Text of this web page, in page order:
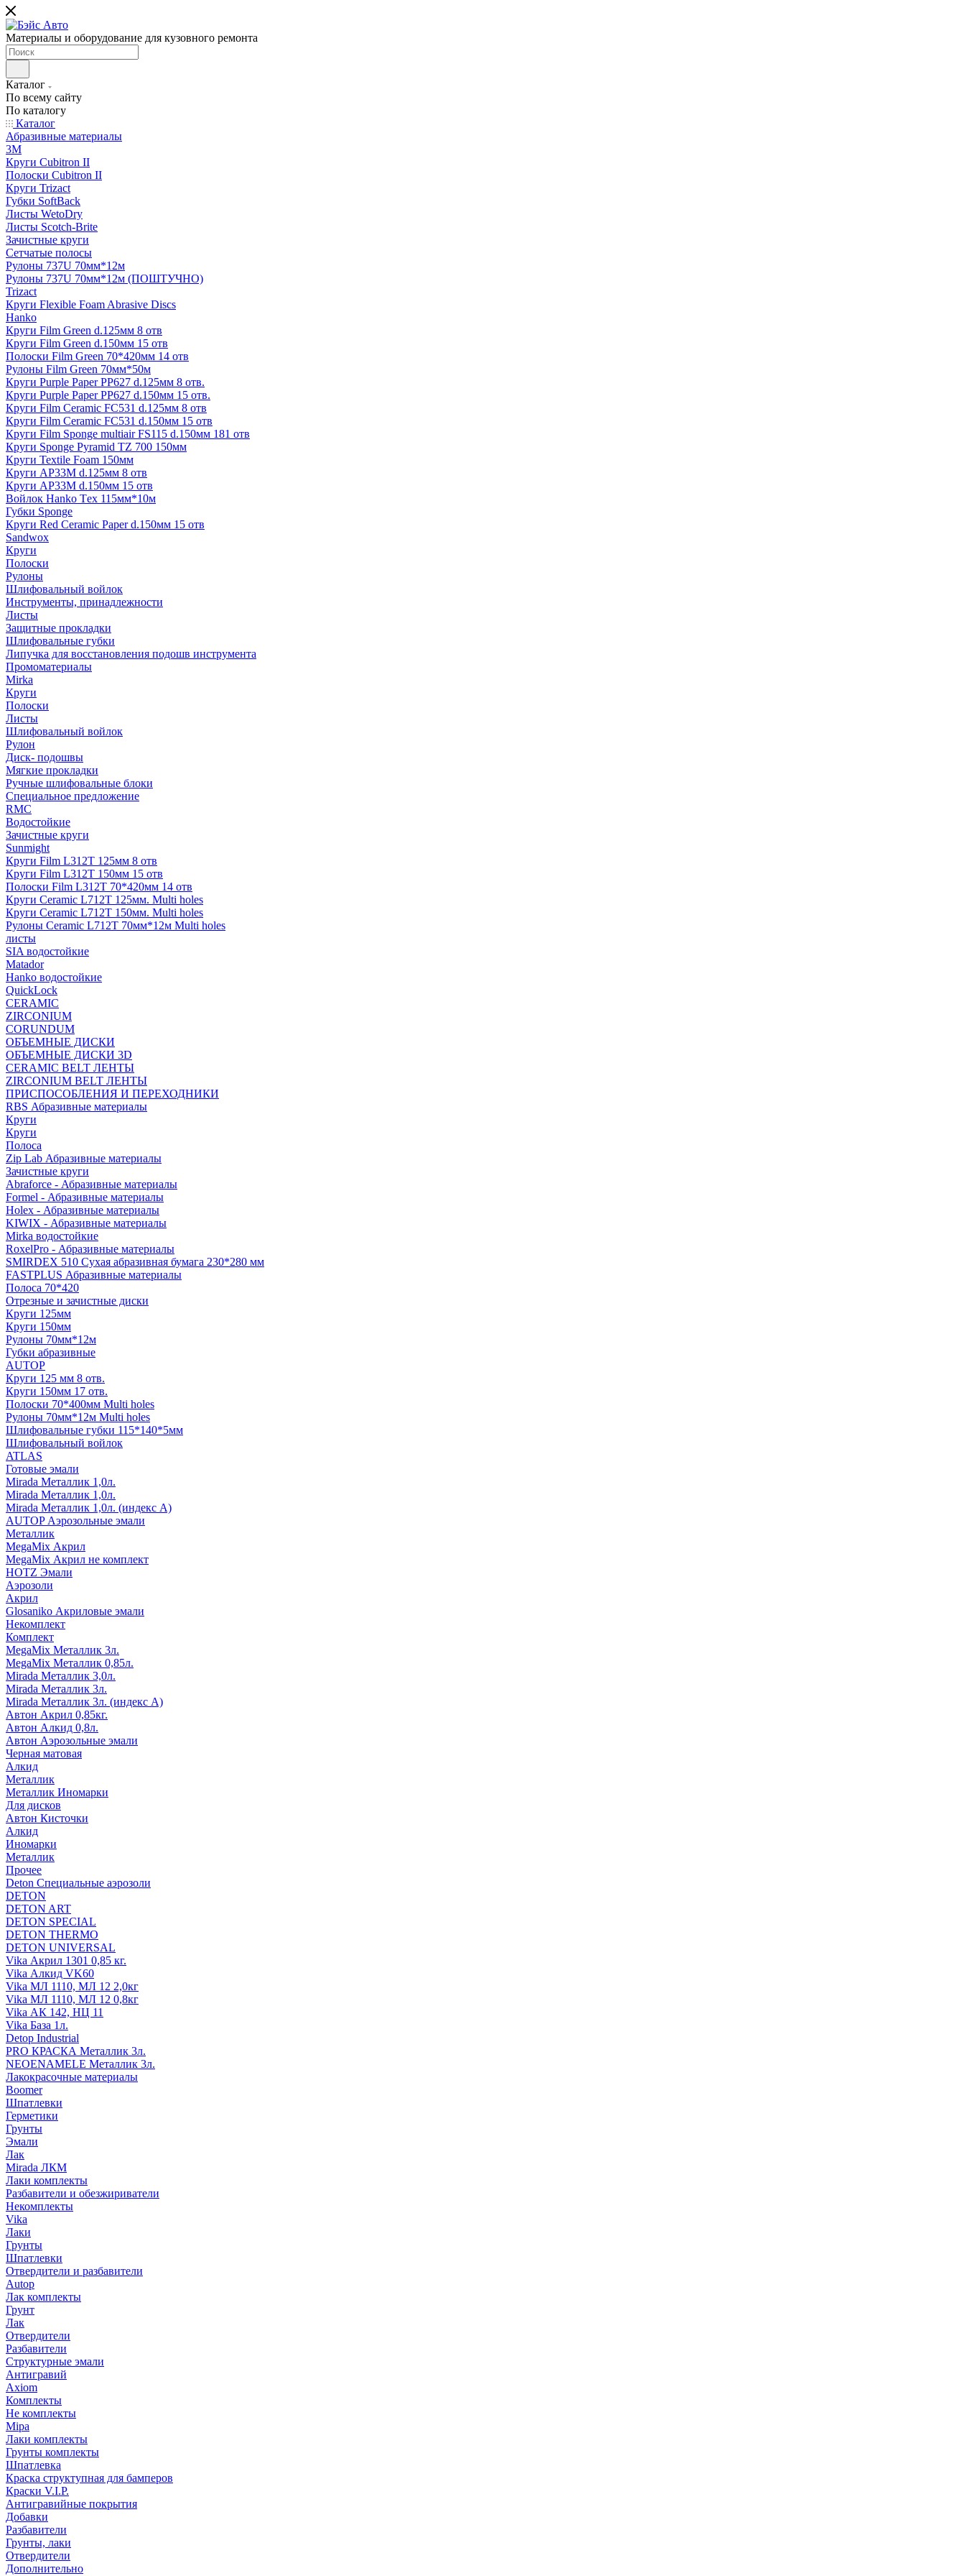
Материалы и оборудование для кузовного ремонта
Каталог
По всему сайту
По каталогу
Каталог
Абразивные материалы
3M
Круги Cubitron II
Полоски Cubitron II
Круги Trizact
Губки SoftBack
Листы WetoDry
Листы Scotch-Brite
Зачистные круги
Сетчатые полосы
Рулоны 737U 70мм*12м
Рулоны 737U 70мм*12м (ПОШТУЧНО)
Trizact
Круги Flexible Foam Abrasive Discs
Hanko
Круги Film Green d.125мм 8 отв
Круги Film Green d.150мм 15 отв
Полоски Film Green 70*420мм 14 отв
Рулоны Film Green 70мм*50м
Круги Purple Paper PP627 d.125мм 8 отв.
Круги Purple Paper PP627 d.150мм 15 отв.
Круги Film Ceramic FC531 d.125мм 8 отв
Круги Film Ceramic FC531 d.150мм 15 отв
Круги Film Sponge multiair FS115 d.150мм 181 отв
Круги Sponge Pyramid TZ 700 150мм
Круги Textile Foam 150мм
Круги AP33M d.125мм 8 отв
Круги AP33M d.150мм 15 отв
Войлок Hanko Tех 115мм*10м
Губки Sponge
Круги Red Ceramic Paper d.150мм 15 отв
Sandwox
Круги
Полоски
Рулоны
Шлифовальный войлок
Инструменты, принадлежности
Листы
Защитные прокладки
Шлифовальные губки
Липучка для восстановления подошв инструмента
Промоматериалы
Mirka
Круги
Полоски
Листы
Шлифовальный войлок
Рулон
Диск- подошвы
Мягкие прокладки
Ручные шлифовальные блоки
Специальное предложение
RMC
Водостойкие
Зачистные круги
Sunmight
Круги Film L312T 125мм 8 отв
Круги Film L312T 150мм 15 отв
Полоски Film L312T 70*420мм 14 отв
Круги Ceramic L712T 125мм. Multi holes
Круги Ceramic L712T 150мм. Multi holes
Рулоны Ceramic L712T 70мм*12м Multi holes
листы
SIA водостойкие
Matador
Hanko водостойкие
QuickLock
CERAMIC
ZIRCONIUM
СORUNDUM
ОБЪЕМНЫЕ ДИСКИ
ОБЪЕМНЫЕ ДИСКИ 3D
CERAMIC BELT ЛЕНТЫ
ZIRCONIUM BELT ЛЕНТЫ
ПРИСПОСОБЛЕНИЯ И ПЕРЕХОДНИКИ
RBS Абразивные материалы
Круги
Круги
Полоса
Zip Lab Абразивные материалы
Зачистные круги
Abraforce - Абразивные материалы
Formel - Абразивные материалы
Holex - Абразивные материалы
KIWIX - Абразивные материалы
Mirka водостойкие
RoxelPro - Абразивные материалы
SMIRDEX 510 Сухая абразивная бумага 230*280 мм
FASTPLUS Абразивные материалы
Полоса 70*420
Отрезные и зачистные диски
Круги 125мм
Круги 150мм
Рулоны 70мм*12м
Губки абразивные
AUTOP
Круги 125 мм 8 отв.
Круги 150мм 17 отв.
Полоски 70*400мм Multi holes
Рулоны 70мм*12м Multi holes
Шлифовальные губки 115*140*5мм
Шлифовальный войлок
ATLAS
Готовые эмали
Mirada Металлик 1,0л.
Mirada Металлик 1,0л.
Mirada Металлик 1,0л. (индекс А)
AUTOP Аэрозольные эмали
Металлик
MegaMix Акрил
MegaMix Акрил не комплект
HOTZ Эмали
Аэрозоли
Акрил
Glosaniko Акриловые эмали
Некомплект
Комплект
MegaMix Металлик 3л.
MegaMix Металлик 0,85л.
Mirada Металлик 3,0л.
Mirada Металлик 3л.
Mirada Металлик 3л. (индекс А)
Автон Акрил 0,85кг.
Автон Алкид 0,8л.
Автон Аэрозольные эмали
Черная матовая
Алкид
Металлик
Металлик Иномарки
Для дисков
Автон Кисточки
Алкид
Иномарки
Металлик
Прочее
Deton Специальные аэрозоли
DETON
DETON ART
DETON SPECIAL
DETON THERMO
DETON UNIVERSAL
Vika Акрил 1301 0,85 кг.
Vika Алкид VK60
Vika МЛ 1110, МЛ 12 2,0кг
Vika МЛ 1110, МЛ 12 0,8кг
Vika АК 142, НЦ 11
Vika База 1л.
Detop Industrial
PRO КРАСКА Металлик 3л.
NEOENAMELE Металлик 3л.
Лакокрасочные материалы
Boomer
Шпатлевки
Герметики
Грунты
Эмали
Лак
Mirada ЛКМ
Лаки комплекты
Разбавители и обезжириватели
Некомплекты
Vika
Лаки
Грунты
Шпатлевки
Отвердители и разбавители
Autop
Лак комплекты
Грунт
Лак
Отвердители
Разбавители
Структурные эмали
Антигравий
Axiom
Комплекты
Не комплекты
Mipa
Лаки комплекты
Грунты комплекты
Шпатлевка
Краска структупная для бамперов
Краски V.I.P.
Антигравийные покрытия
Добавки
Разбавители
Грунты, лаки
Отвердители
Дополнительно